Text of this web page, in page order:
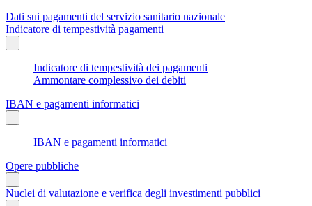
Dati sui pagamenti del servizio sanitario nazionale
Indicatore di tempestività pagamenti
Indicatore di tempestività dei pagamenti
Ammontare complessivo dei debiti
IBAN e pagamenti informatici
IBAN e pagamenti informatici
Opere pubbliche
Nuclei di valutazione e verifica degli investimenti pubblici